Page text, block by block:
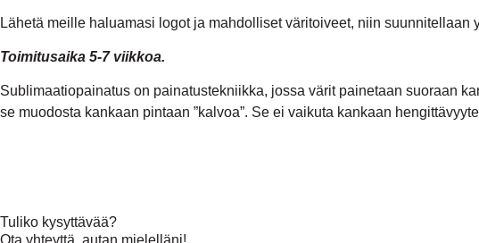
Lähetä meille haluamasi logot ja mahdolliset väritoiveet, niin suunnitellaan
Toimitusaika 5-7 viikkoa.
Sublimaatiopainatus on painatustekniikka, jossa värit painetaan suoraan
se muodosta kankaan pintaan ”kalvoa”. Se ei vaikuta kankaan
Tuliko kysyttävää?
Ota yhteyttä, autan mielelläni!